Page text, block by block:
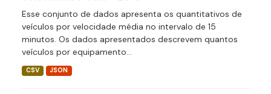
Esse conjunto de dados apresenta os quantitativos de
veículos por velocidade média no intervalo de 15
minutos. Os dados apresentados descrevem quantos
veículos por equipamento...
CSV JSON